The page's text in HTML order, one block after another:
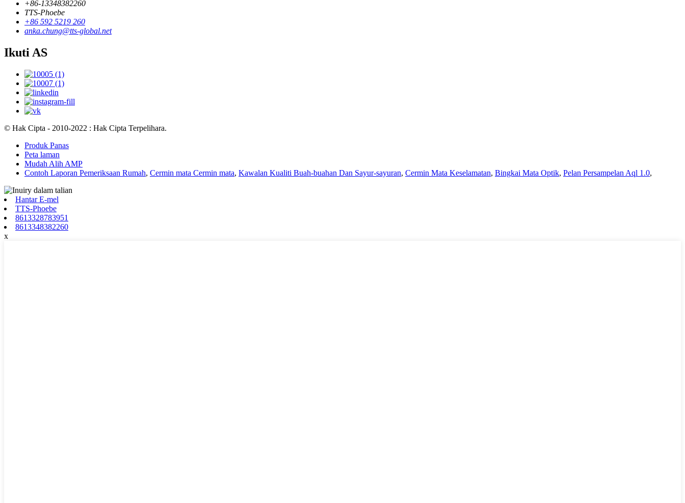
+86-13348382260
TTS-Phoebe
+86 592 5219 260
anka.chung@tts-global.net
Ikuti AS
© Hak Cipta - 2010-2022 : Hak Cipta Terpelihara.
Produk Panas
Peta laman
Mudah Alih AMP
Contoh Laporan Pemeriksaan Rumah, Cermin mata Cermin mata, Kawalan Kualiti Buah-buahan Dan Sayur-sayuran, Cermin Mata Keselamatan, Bingkai Mata Optik, Pelan Persampelan Aql 1.0,
Hantar E-mel
TTS-Phoebe
8613328783951
8613348382260
x